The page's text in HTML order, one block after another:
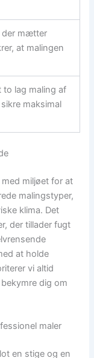
der mætter
at malingen
to lag maling af
maksimal
miljøet for at
malingstyper,
klima. Det
der tillader fugt
at holde
vi altid
dig om
maler
en stige og en